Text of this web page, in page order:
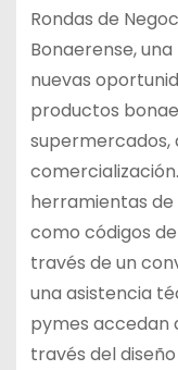
Rondas de
Bonaerense,
nuevas
productos
supermercados,
herramientas
como códigos
través de un
una asistencia
pymes accedan
través del